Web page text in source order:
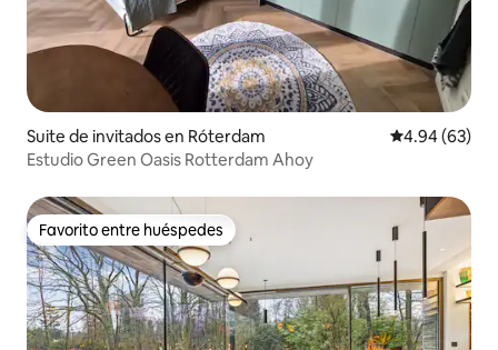
Suite de invitados en Róterdam Calificación
4.94 (63)
Estudio Green Oasis Rotterdam Ahoy
Favorito entre huéspedes
Favorito entre huéspedes